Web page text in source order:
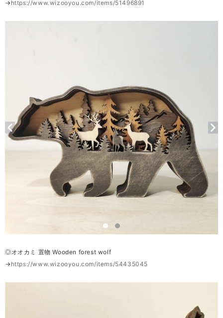
→ https://www.wizooyou.com/items/51496891
◎オオカミ 置物 Wooden forest wolf
→ https://www.wizooyou.com/items/54435045